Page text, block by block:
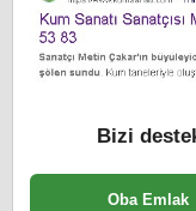
Bizi
Oba Emlak